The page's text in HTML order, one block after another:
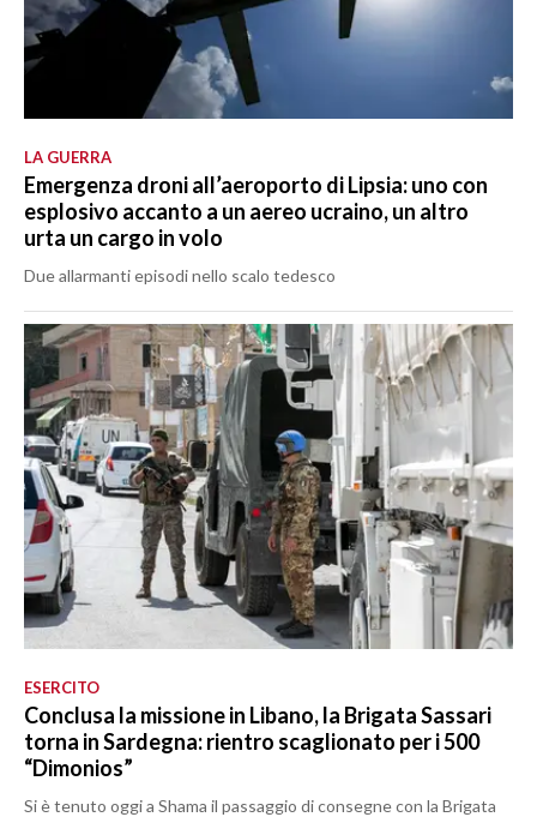
LA GUERRA
Emergenza droni all’aeroporto di Lipsia: uno con
esplosivo accanto a un aereo ucraino, un altro
urta un cargo in volo
Due allarmanti episodi nello scalo tedesco
ESERCITO
Conclusa la missione in Libano, la Brigata Sassari
torna in Sardegna: rientro scaglionato per i 500
“Dimonios”
Si è tenuto oggi a Shama il passaggio di consegne con la Brigata